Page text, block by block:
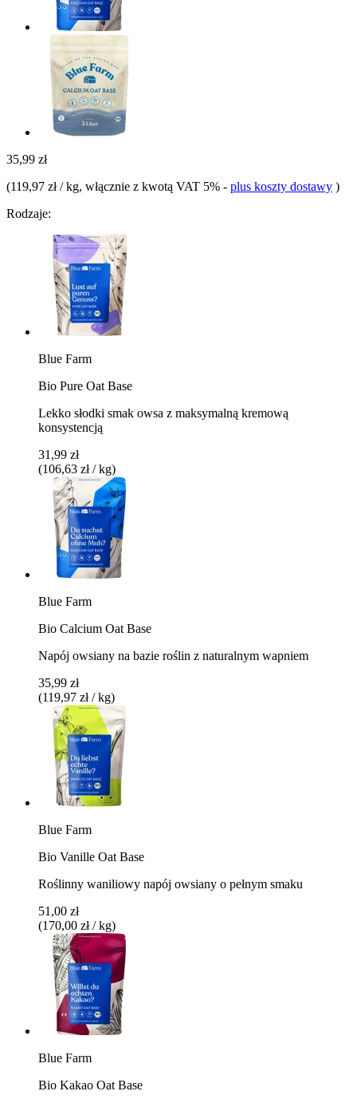
35,99 zł
(119,97 zł / kg, włącznie z kwotą VAT 5% - plus koszty dostawy )
Rodzaje:
Blue Farm
Bio Pure Oat Base
Lekko słodki smak owsa z maksymalną kremową
konsystencją
31,99 zł
(106,63 zł / kg)
Blue Farm
Bio Calcium Oat Base
Napój owsiany na bazie roślin z naturalnym wapniem
35,99 zł
(119,97 zł / kg)
Blue Farm
Bio Vanille Oat Base
Roślinny waniliowy napój owsiany o pełnym smaku
51,00 zł
(170,00 zł / kg)
Blue Farm
Bio Kakao Oat Base